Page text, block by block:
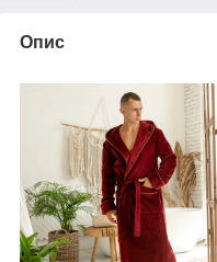
Опис